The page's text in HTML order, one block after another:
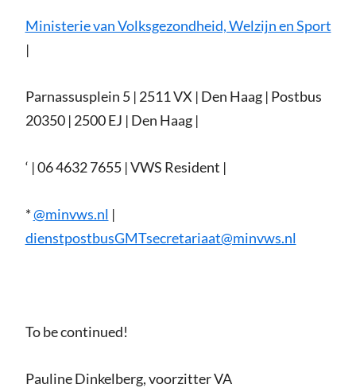
Ministerie van Volksgezondheid, Welzijn en Sport
|
Parnassusplein 5 | 2511 VX | Den Haag | Postbus
20350 | 2500 EJ | Den Haag |
‘ | 06 4632 7655 | VWS Resident |
*@minvws.nl |
dienstpostbusGMTsecretariaat@minvws.nl
To be continued!
Pauline Dinkelberg, voorzitter VA